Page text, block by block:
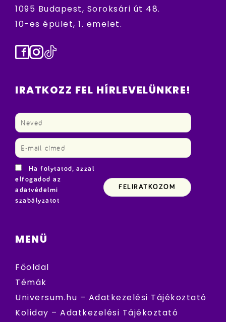
1095 Budapest, Soroksári út 48.
10-es épület, 1. emelet.
Facebook
Instagram
TikTok
IRATKOZZ FEL HÍRLEVELÜNKRE!
Ha folytatod, azzal
elfogadod az
adatvédelmi
szabályzatot
MENÜ
Főoldal
Témák
Universum.hu – Adatkezelési Tájékoztató
Koliday – Adatkezelési Tájékoztató